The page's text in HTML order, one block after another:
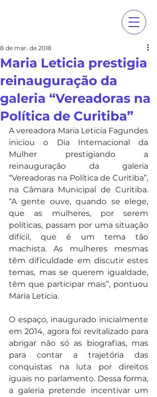
Maria Leticia prestigia
reinauguração da
galeria “Vereadoras na
Política de Curitiba”
8 de mar. de 2018
A vereadora Maria Leticia Fagundes
iniciou o Dia Internacional da
Mulher prestigiando a
reinauguração da galeria
“Vereadoras na Política de Curitiba”,
na Câmara Municipal de Curitiba.
“A gente ouve, quando se elege,
que as mulheres, por serem
políticas, passam por uma situação
difícil, que é um tema tão
machista. As mulheres mesmas
têm dificuldade em discutir estes
temas, mas se querem igualdade,
têm que participar mais”, pontuou
Maria Leticia.
O espaço, inaugurado inicialmente
em 2014, agora foi revitalizado para
abrigar não só as biografias, mas
para contar a trajetória das
conquistas na luta por direitos
iguais no parlamento. Dessa forma,
a galeria pretende incentivar um